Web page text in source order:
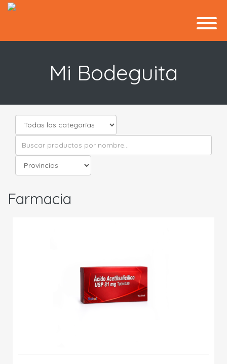
Mi Bodeguita
Farmacia